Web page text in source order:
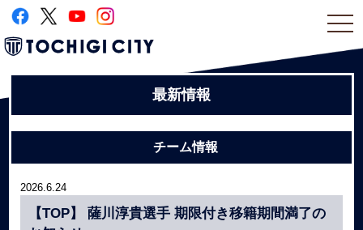
最新情報
チーム情報
2026.6.24
【TOP】 薩川淳貴選手 期限付き移籍期間満了の